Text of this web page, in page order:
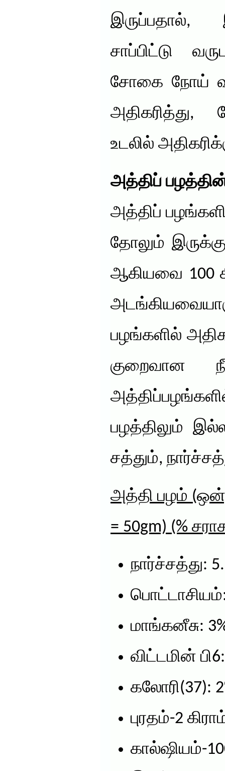
சாப்பிட்டு
சோகை நோய்
அதிகரித்து,
உடலில்
அத்திப்
அத்திப்
தோலும்
ஆகியவை 100
பழங்களில்
குறைவான
பழத்திலும்
சத்தும்,
அத்தி பழம்
= 50gm) (%
நார்ச்சத்து:
மாங்கனீசு:
விட்டமின்
கலோரி(37):
புரதம்-2
கால்ஷியம்-